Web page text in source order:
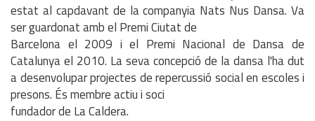
estat al capdavant de la companyia Nats Nus Dansa. Va
ser guardonat amb el Premi Ciutat de
Barcelona el 2009 i el Premi Nacional de Dansa de
Catalunya el 2010. La seva concepció de la dansa l'ha dut
a desenvolupar projectes de repercussió social en escoles i
presons. És membre actiu i soci
fundador de La Caldera.